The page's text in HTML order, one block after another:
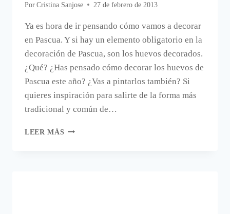
Por Cristina Sanjose 27 de febrero de 2013
Ya es hora de ir pensando cómo vamos a decorar
en Pascua. Y si hay un elemento obligatorio en la
decoración de Pascua, son los huevos decorados.
¿Qué? ¿Has pensado cómo decorar los huevos de
Pascua este año? ¿Vas a pintarlos también? Si
quieres inspiración para salirte de la forma más
tradicional y común de…
LEER MÁS CUATRO